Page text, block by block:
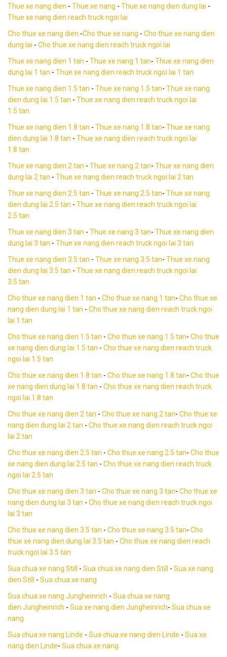
Thue xe nang dien - Thue xe nang - Thue xe nang dien dung lai -
Thue xe nang dien reach truck ngoi lai
Cho thue xe nang dien -Cho thue xe nang - Cho thue xe nang dien
dung lai - Cho thue xe nang dien reach truck ngoi lai
Thue xe nang dien 1 tan - Thue xe nang 1 tan- Thue xe nang dien
dung lai 1 tan - Thue xe nang dien reach truck ngoi lai 1 tan
Thue xe nang dien 1.5 tan - Thue xe nang 1.5 tan- Thue xe nang
dien dung lai 1.5 tan - Thue xe nang dien reach truck ngoi lai
1.5 tan
Thue xe nang dien 1.8 tan - Thue xe nang 1.8 tan- Thue xe nang
dien dung lai 1.8 tan - Thue xe nang dien reach truck ngoi lai
1.8 tan
Thue xe nang dien 2 tan - Thue xe nang 2 tan- Thue xe nang dien
dung lai 2 tan - Thue xe nang dien reach truck ngoi lai 2 tan
Thue xe nang dien 2.5 tan - Thue xe nang 2.5 tan- Thue xe nang
dien dung lai 2.5 tan - Thue xe nang dien reach truck ngoi lai
2.5 tan
Thue xe nang dien 3 tan - Thue xe nang 3 tan- Thue xe nang dien
dung lai 3 tan - Thue xe nang dien reach truck ngoi lai 3 tan
Thue xe nang dien 3.5 tan - Thue xe nang 3.5 tan- Thue xe nang
dien dung lai 3.5 tan - Thue xe nang dien reach truck ngoi lai
3.5 tan
Cho thue xe nang dien 1 tan - Cho thue xe nang 1 tan- Cho thue xe
nang dien dung lai 1 tan - Cho thue xe nang dien reach truck ngoi
lai 1 tan
Cho thue xe nang dien 1.5 tan - Cho thue xe nang 1.5 tan- Cho thue
xe nang dien dung lai 1.5 tan - Cho thue xe nang dien reach truck
ngoi lai 1.5 tan
Cho thue xe nang dien 1.8 tan - Cho thue xe nang 1.8 tan- Cho thue
xe nang dien dung lai 1.8 tan - Cho thue xe nang dien reach truck
ngoi lai 1.8 tan
Cho thue xe nang dien 2 tan - Cho thue xe nang 2 tan- Cho thue xe
nang dien dung lai 2 tan - Cho thue xe nang dien reach truck ngoi
lai 2 tan
Cho thue xe nang dien 2.5 tan - Cho thue xe nang 2.5 tan- Cho thue
xe nang dien dung lai 2.5 tan - Cho thue xe nang dien reach truck
ngoi lai 2.5 tan
Cho thue xe nang dien 3 tan - Cho thue xe nang 3 tan- Cho thue xe
nang dien dung lai 3 tan - Cho thue xe nang dien reach truck ngoi
lai 3 tan
Cho thue xe nang dien 3.5 tan - Cho thue xe nang 3.5 tan- Cho
thue xe nang dien dung lai 3.5 tan - Cho thue xe nang dien reach
truck ngoi lai 3.5 tan
Sua chua xe nang Still - Sua chua xe nang dien Still - Sua xe nang
dien Still
- Sua chua xe nang
Sua chua xe nang Jungheinrich - Sua chua xe nang
dien Jungheinrich - Sua xe nang dien Jungheinrich- Sua chua xe
nang
Sua chua xe nang Linde - Sua chua xe nang dien Linde - Sua xe
nang dien Linde- Sua chua xe nang